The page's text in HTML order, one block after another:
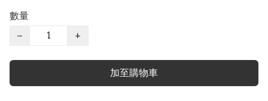
數量
−
+
加至購物車